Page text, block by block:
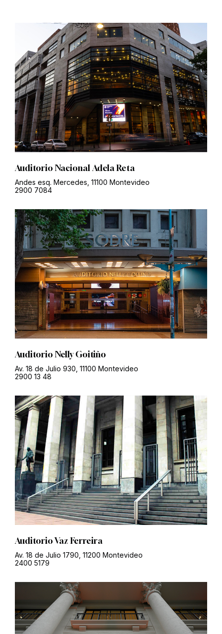
Auditorio Nacional Adela Reta
Andes esq. Mercedes, 11100 Montevideo
2900 7084
Auditorio Nelly Goitiño
Av. 18 de Julio 930, 11100 Montevideo
2900 13 48
Auditorio Vaz Ferreira
Av. 18 de Julio 1790, 11200 Montevideo
2400 5179